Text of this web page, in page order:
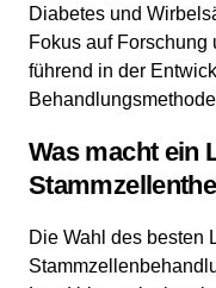
Diabetes und
Fokus auf Forschung
führend in der
Was macht ein
Die Wahl des besten